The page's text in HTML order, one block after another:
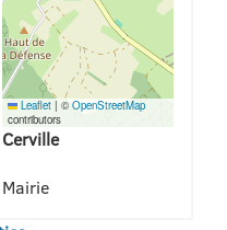
Leaflet | ©OpenStreetMap
contributors
Cerville
Mairie